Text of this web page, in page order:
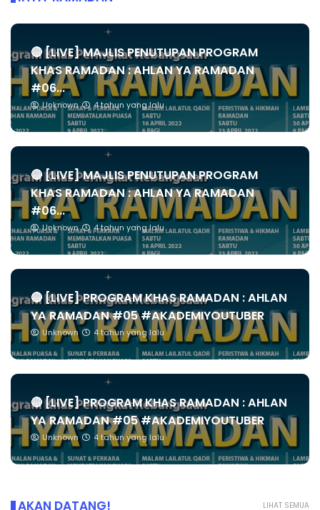
🔴 [LIVE] MAJLIS PENUTUPAN PROGRAM
KHAS RAMADAN : AHLAN YA RAMADAN
#06...
Unknown 4 tahun yang lalu
🔴 [LIVE] MAJLIS PENUTUPAN PROGRAM
KHAS RAMADAN : AHLAN YA RAMADAN
#06...
Unknown 4 tahun yang lalu
🔴 [LIVE] PROGRAM KHAS RAMADAN : AHLAN
YA RAMADAN #05 #AKADEMIYOUTUBER
Unknown 4 tahun yang lalu
🔴 [LIVE] PROGRAM KHAS RAMADAN : AHLAN
YA RAMADAN #05 #AKADEMIYOUTUBER
Unknown 4 tahun yang lalu
LIHAT SEMUA